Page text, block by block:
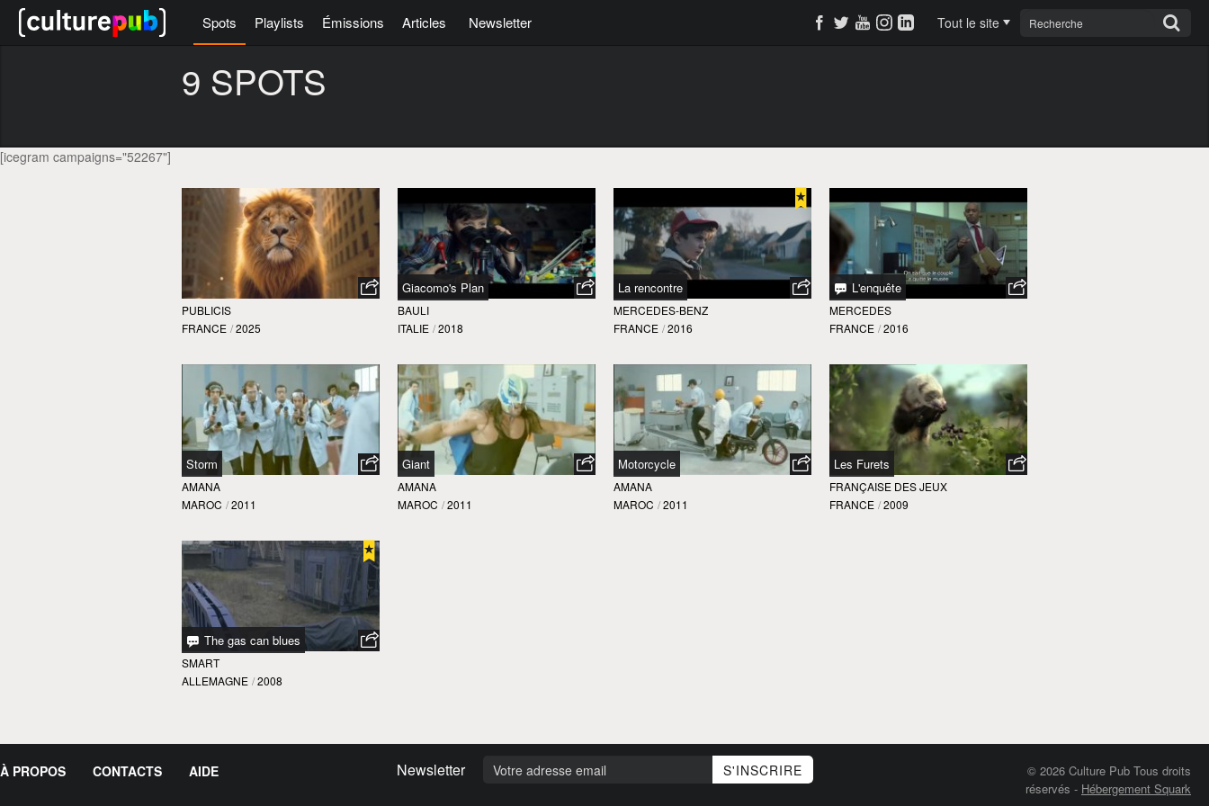
Spots Playlists Émissions Articles Newsletter Tout le site
9 SPOTS
[icegram campaigns="52267"]
PUBLICIS
FRANCE / 2025
Giacomo's Plan
BAULI
ITALIE / 2018
La rencontre
MERCEDES-BENZ
FRANCE / 2016
L'enquête
MERCEDES
FRANCE / 2016
Storm
AMANA
MAROC / 2011
Giant
AMANA
MAROC / 2011
Motorcycle
AMANA
MAROC / 2011
Les Furets
FRANÇAISE DES JEUX
FRANCE / 2009
The gas can blues
SMART
ALLEMAGNE / 2008
À PROPOS CONTACTS AIDE Newsletter
© 2026 Culture Pub Tous droits
réservés - Hébergement Squark